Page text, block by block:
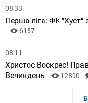
08:33
Перша ліга: ФК "Хуст"
6157
08:11
Христос Воскрес!
Великдень
12800